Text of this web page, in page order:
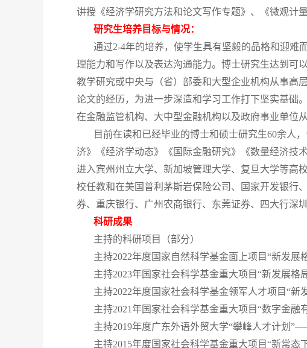
讲授《经济学研究方法和论文写作专题》、《微观计
研究生培养目标与情况：
通过2-4年的培养，使学生具有坚毅的品格和迎难
理能力和写作以及表达沟通能力。博士研究生达到可
教学研究或中央与（省）部委和大型企业机构从事高
论文的经历，为进一步深造和学习工作打下坚实基础
在金融监管机构、大中型金融机构以及政府事业单位
目前在读和已经毕业的博士和硕士研究生60余人
济》《经济学动态》《国际金融研究》《数量经济技
进入宾州州立大学、新加坡管理大学、复旦大学等高
校任教和在美国普利茅斯岩保险公司、国家开发银行
券、重庆银行、广州农商银行、东莞证券、四大行深
科研成果
主持的科研项目（部分）
主持2022年度国家自然科学基金面上项目“新发展
主持2023年国家社会科学基金重大项目“新发展格
主持2022年度国家社会科学基金领军人才项目“新
主持2021年国家社会科学基金重大项目“数字金融
主持2019年度广东外语外贸大学“攀峰人才计划
主持2015年度国家社会科学基金重大项目“新常态